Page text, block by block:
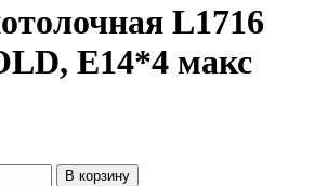
L1716
E14*4 макс
В корзину